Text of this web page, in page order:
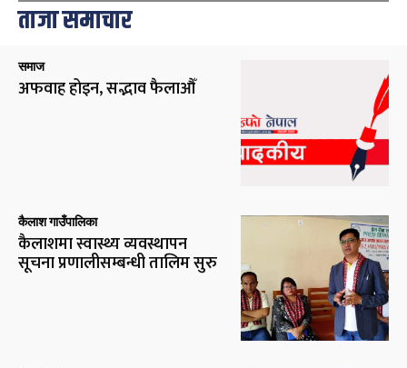
ताजा समाचार
समाज
अफवाह होइन, सद्भाव फैलाऔँ
कैलाश गाउँपालिका
कैलाशमा स्वास्थ्य व्यवस्थापन
सूचना प्रणालीसम्बन्धी तालिम सुरु